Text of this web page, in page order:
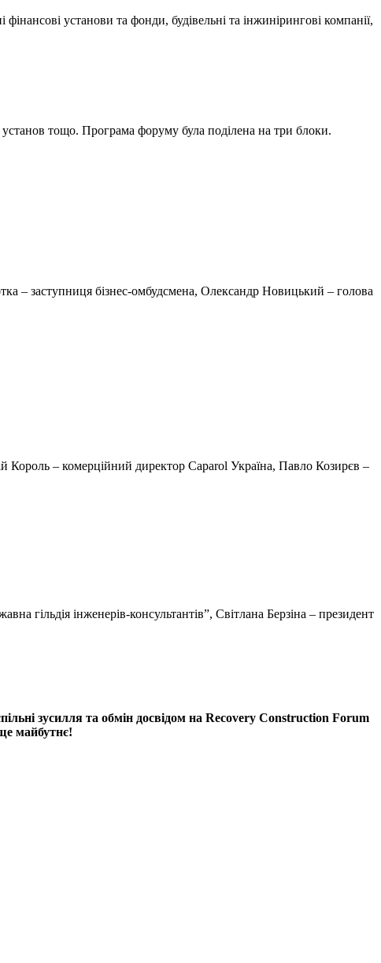
установи та фонди, будівельні та інжинірингові компанії,
тощо. Програма форуму була поділена на три блоки.
– заступниця бізнес-омбудсмена, Олександр Новицький – голова
Король – комерційний директор Caparol Україна, Павло Козирєв –
гільдія інженерів-консультантів”, Світлана Берзіна – президент
зусилля та обмін досвідом на Recovery Construction Forum
майбутнє!